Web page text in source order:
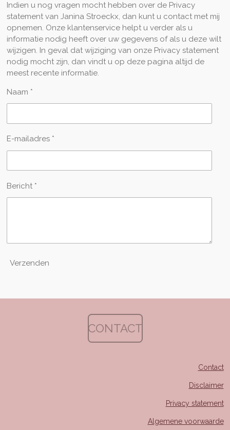
Indien u nog vragen mocht hebben over de Privacy
statement van Janina Stroeckx, dan kunt u contact met mij
opnemen. Onze klantenservice helpt u verder als u
informatie nodig heeft over uw gegevens of als u deze wilt
wijzigen. In geval dat wijziging van onze Privacy statement
nodig mocht zijn, dan vindt u op deze pagina altijd de
meest recente informatie.
Naam *
E-mailadres *
Bericht *
Verzenden
CONTACT
Contact
Disclaimer
Privacy statement
Algemene voorwaarde